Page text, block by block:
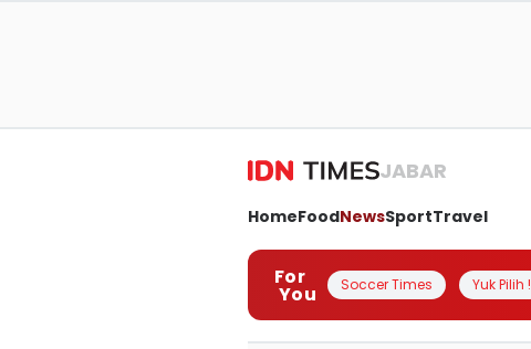
JABAR
HomeFoodNewsSportTravel
For
You Soccer Times Yuk Pilih !